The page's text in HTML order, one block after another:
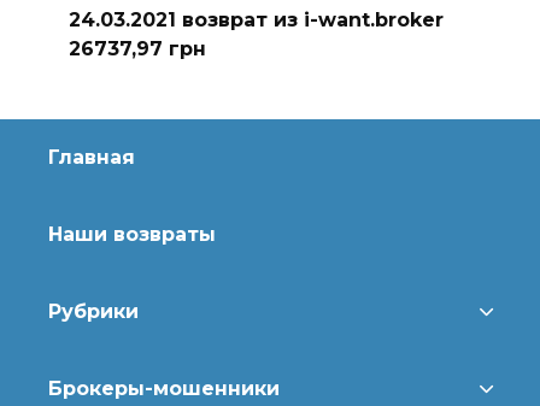
24.03.2021 возврат из i-want.broker
26737,97 грн
Главная
Наши возвраты
Рубрики
Брокеры-мошенники